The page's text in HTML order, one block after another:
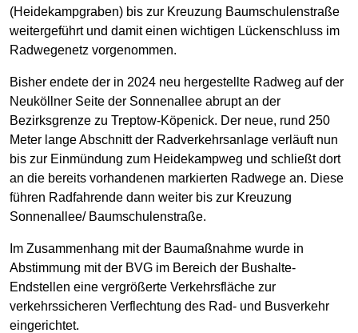
(Heidekampgraben) bis zur Kreuzung Baumschulenstraße
weitergeführt und damit einen wichtigen Lückenschluss im
Radwegenetz vorgenommen.
Bisher endete der in 2024 neu hergestellte Radweg auf der
Neuköllner Seite der Sonnenallee abrupt an der
Bezirksgrenze zu Treptow-Köpenick. Der neue, rund 250
Meter lange Abschnitt der Radverkehrsanlage verläuft nun
bis zur Einmündung zum Heidekampweg und schließt dort
an die bereits vorhandenen markierten Radwege an. Diese
führen Radfahrende dann weiter bis zur Kreuzung
Sonnenallee/ Baumschulenstraße.
Im Zusammenhang mit der Baumaßnahme wurde in
Abstimmung mit der BVG im Bereich der Bushalte-
Endstellen eine vergrößerte Verkehrsfläche zur
verkehrssicheren Verflechtung des Rad- und Busverkehr
eingerichtet.